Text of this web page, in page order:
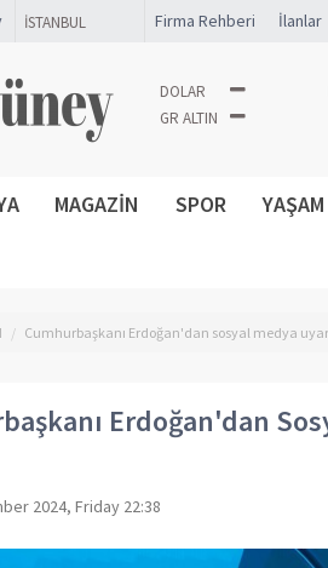
Firma Rehberi İlanlar
DOLAR
GR ALTIN
MAGAZİN SPOR YAŞAM
Cumhurbaşkanı Erdoğan'dan sosyal medya
Erdoğan'dan
2024, Friday 22:38